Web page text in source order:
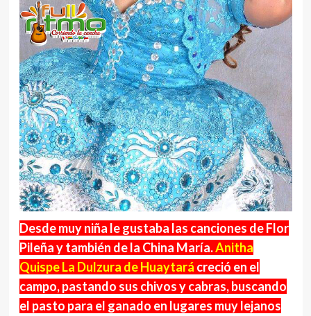
Desde muy niña le gustaba las canciones de Flor
Pileña y también de la China María.Anitha
Quispe La Dulzura de Huaytará creció en el
campo, pastando sus chivos y cabras, buscando
el pasto para el ganado en lugares muy lejanos